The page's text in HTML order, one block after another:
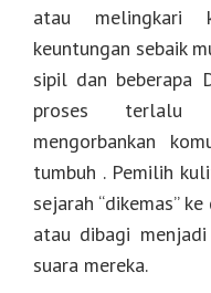
atau melingkari
keuntungan sebaik
sipil dan beberapa
proses terlalu
mengorbankan
tumbuh . Pemilih
sejarah “dikemas”
atau dibagi
suara mereka.